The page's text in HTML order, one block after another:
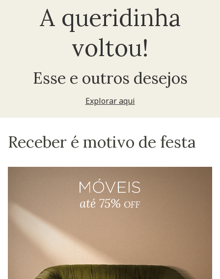
A queridinha
voltou!
Esse e outros desejos
Explorar aqui
Receber é motivo de festa